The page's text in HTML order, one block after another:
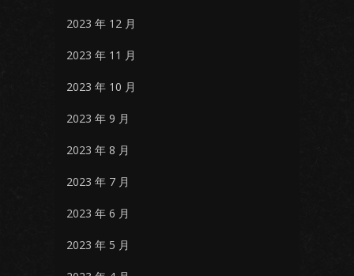
2023 年 12 月
2023 年 11 月
2023 年 10 月
2023 年 9 月
2023 年 8 月
2023 年 7 月
2023 年 6 月
2023 年 5 月